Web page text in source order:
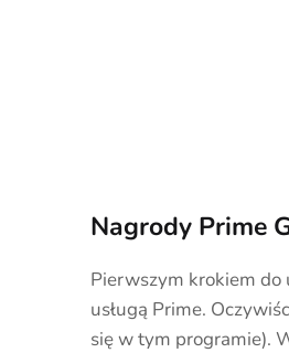
Nagrody Prime
Pierwszym krokiem do
usługą Prime.
się w tym programie).